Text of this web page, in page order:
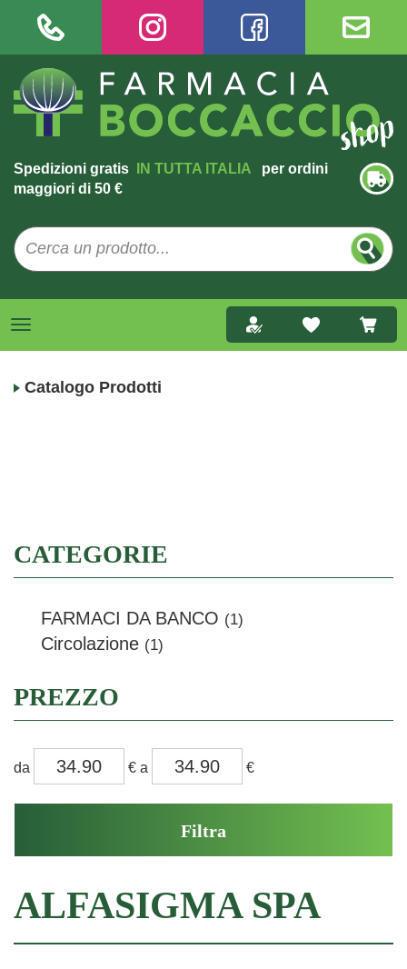
Spedizioni gratis IN TUTTA ITALIA
per ordini
maggiori di 50 €
Catalogo Prodotti
CATEGORIE
FARMACI DA BANCO (1)
Circolazione (1)
PREZZO
da
da €
a
a €
ALFASIGMA SPA